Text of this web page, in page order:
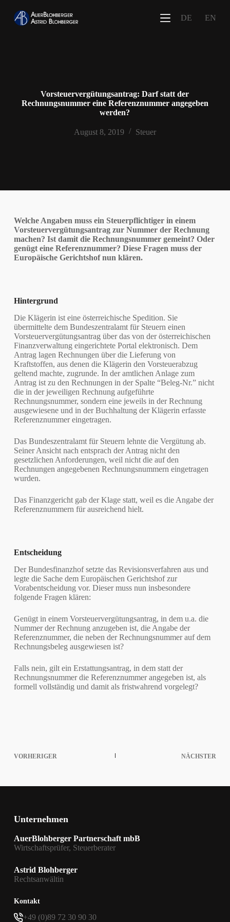
u
DE EN
Vorsteuervergütungsantrag: Darf statt der
Rechnungsnummer eine Referenznummer angegeben
werden?
August 8, 2019 Steuer
Welche Angaben muss ein Steuerpflichtiger in einem
Vorsteuervergütungsantrag zur Nummer der Rechnung
machen? Ist damit die Rechnungsnummer gemeint? Oder
genügt eine Referenznummer? Diese Fragen muss der
Europäische Gerichtshof nun klären.
Hintergrund
Die Klägerin ist eine österreichische Spedition. Sie
übermittelte dem Bundeszentralamt für Steuern einen
Vorsteuervergütungsantrag über das von der österreichischen
Finanzverwaltung eingerichtete Portal elektronisch. Dem
Antrag lagen Rechnungen über die Lieferung von
Kraftstoffen, aus denen die Klägerin den Vorsteuerabzug
geltend machte, zugrunde. In der amtlichen Anlage zum
Antrag ist zu den Rechnungen in der Spalte “Beleg-Nr.” nicht
die in der jeweiligen Rechnung aufgeführte
Rechnungsnummer, sondern eine jeweils in der Rechnung
ausgewiesene und in der Buchhaltung der Klägerin erfasste
Referenznummer eingetragen.
Das Bundeszentralamt für Steuern lehnte die Vergütung ab.
Seiner Ansicht nach entsprach der Antrag nicht den
gesetzlichen Anforderungen, weil nicht die auf den
Rechnungen angegebenen Rechnungsnummern eingetragen
wurden.
Das Finanzgericht gab der Klage statt, weil es die Angabe der
Referenznummern für ausreichend hielt.
Entscheidung
Der Bundesfinanzhof setzte das Revisionsverfahren aus und
legte die Sache dem Europäischen Gerichtshof zur
Vorabentscheidung vor. Dieser muss nun insbesondere
folgende Fragen klären:
Genügt in einem Vorsteuervergütungsantrag, in dem u.a. die
Nummer der Rechnung anzugeben ist, die Angabe der
Referenznummer, die neben der Rechnungsnummer auf dem
Rechnungsbeleg ausgewiesen ist?
Falls nein, gilt ein Erstattungsantrag, in dem statt der
Rechnungsnummer die Referenznummer angegeben ist, als
formell vollständig und damit als fristwahrend vorgelegt?
VORHERIGER NÄCHSTER
Unternehmen
AuerBlohberger Partnerschaft mbB
Wirtschaftsprüfer, Steuerberater
Astrid Blohberger
Rechtsanwältin
Kontakt
+49 (0)89 72 30 90 30